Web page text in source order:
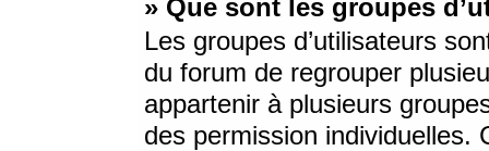
» Que sont les groupes
Les groupes d’utilisateurs
du forum de regrouper
appartenir à plusieurs
des permission individuelles.